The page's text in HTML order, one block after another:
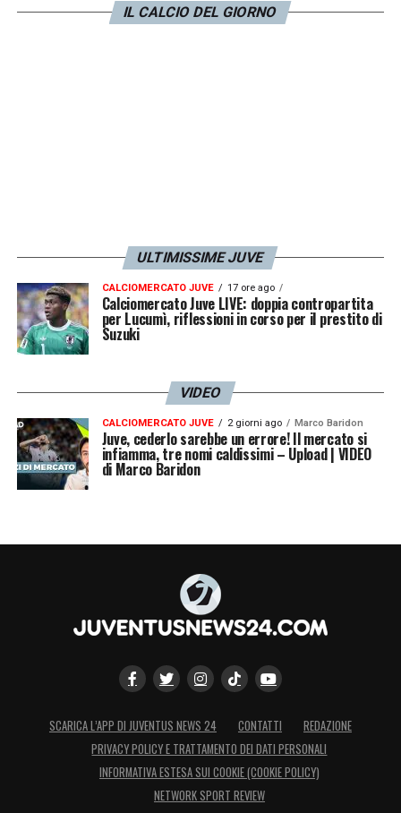
LA PLAYLIST DELLE NOSTRE TOP NEWS
IL CALCIO DEL GIORNO
ULTIMISSIME JUVE
CALCIOMERCATO JUVE 17 ore ago
Calciomercato Juve LIVE: doppia contropartita
per Lucumì, riflessioni in corso per il prestito di
Suzuki
VIDEO
CALCIOMERCATO JUVE 2 giorni ago Marco Baridon
Juve, cederlo sarebbe un errore! Il mercato si
infiamma, tre nomi caldissimi – Upload | VIDEO
di Marco Baridon
SCARICA L’APP DI JUVENTUS NEWS 24 CONTATTI
REDAZIONE
PRIVACY POLICY E TRATTAMENTO DEI DATI PERSONALI
INFORMATIVA ESTESA SUI COOKIE (COOKIE POLICY)
NETWORK SPORT REVIEW